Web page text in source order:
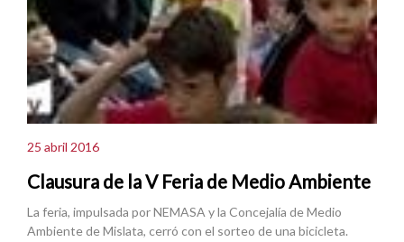
25 abril 2016
Clausura de la V Feria de Medio Ambiente
La feria, impulsada por NEMASA y la Concejalía de Medio
Ambiente de Mislata, cerró con el sorteo de una bicicleta.